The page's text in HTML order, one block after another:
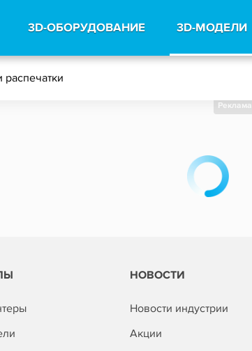
3D-ОБОРУДОВАНИЕ 3D-МОДЕЛИ
распечатки
Реклама
НОВОСТИ
Новости индустрии
Акции